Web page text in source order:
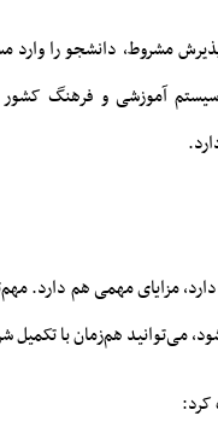
مشروط، دانشجو را
آموزشی و فرهنگ
مزایای مهمی هم دارد.
می‌توانید هم‌زمان با
کرد: